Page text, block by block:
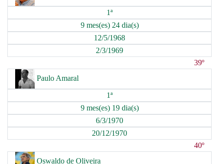
1ª
9 mes(es) 24 dia(s)
12/5/1968
2/3/1969
39º
Paulo Amaral
1ª
9 mes(es) 19 dia(s)
6/3/1970
20/12/1970
40º
Oswaldo de Oliveira